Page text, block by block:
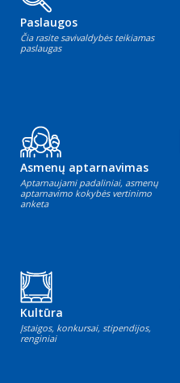
Paslaugos
Čia rasite savivaldybės teikiamas
paslaugas
Asmenų aptarnavimas
Aptarnaujami padaliniai, asmenų
aptarnavimo kokybės vertinimo
anketa
Kultūra
Įstaigos, konkursai, stipendijos,
renginiai